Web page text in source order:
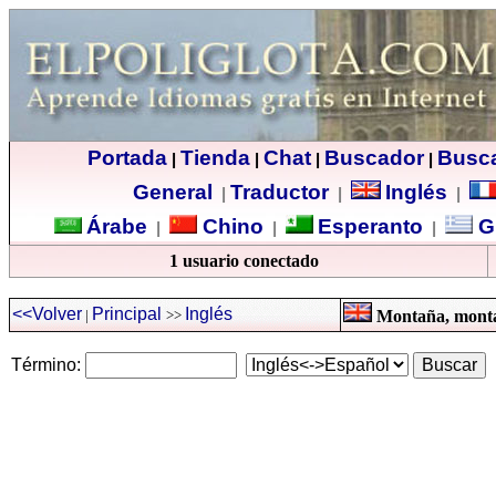
Portada| Tienda| Chat| Buscador|
General
Traductor| Inglés
Árabe Chino Esperanto
1 usuario conectado
<<Volver | Principal >> Inglés Montaña,
Término: